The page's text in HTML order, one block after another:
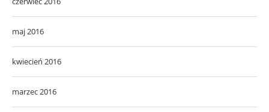
maj 2016
kwiecień 2016
marzec 2016